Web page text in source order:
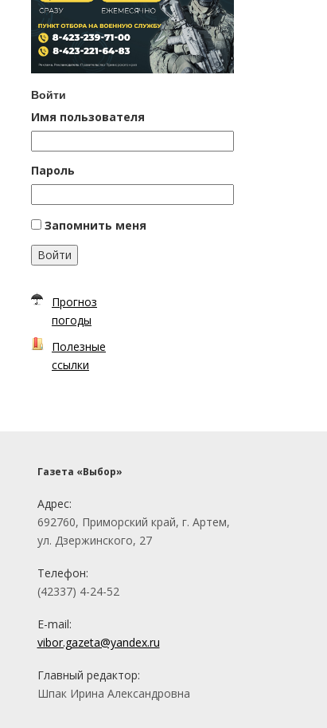
Войти
Имя пользователя
Пароль
Запомнить меня
Войти
Прогноз
погоды
Полезные
ссылки
Газета «Выбор»
Адрес:
692760, Приморский край, г. Артем,
ул. Дзержинского, 27
Телефон:
(42337) 4-24-52
E-mail:
vibor.gazeta@yandex.ru
Главный редактор:
Шпак Ирина Александровна